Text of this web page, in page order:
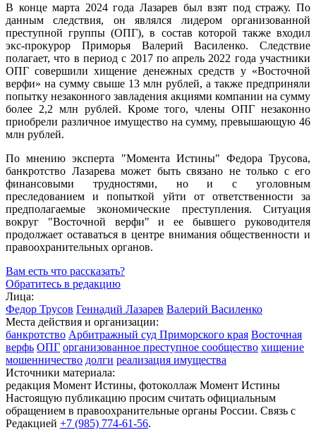
В конце марта 2024 года Лазарев был взят под стражу. По
данным следствия, он являлся лидером организованной
преступной группы (ОПГ), в состав которой также входил
экс-прокурор Приморья Валерий Василенко. Следствие
полагает, что в период с 2017 по апрель 2022 года участники
ОПГ совершили хищение денежных средств у «Восточной
верфи» на сумму свыше 13 млн рублей, а также предприняли
попытку незаконного завладения акциями компании на сумму
более 2,2 млн рублей. Кроме того, члены ОПГ незаконно
приобрели различное имущество на сумму, превышающую 46
млн рублей.
По мнению эксперта "Момента Истины" Федора Трусова,
банкротство Лазарева может быть связано не только с его
финансовыми трудностями, но и с уголовным
преследованием и попыткой уйти от ответственности за
предполагаемые экономические преступления. Ситуация
вокруг "Восточной верфи" и ее бывшего руководителя
продолжает оставаться в центре внимания общественности и
правоохранительных органов.
Вам есть что рассказать?
Обратитесь в редакцию
Лица:
Федор Трусов Геннадий Лазарев Валерий Василенко
Места действия и организации:
банкротство Арбитражный суд Приморского края Восточная
верфь ОПГ организованное преступное сообщество хищение
мошенничество долги реализация имущества
Источники материала:
редакция Момент Истины, фотоколлаж Момент Истины
Настоящую публикацию просим считать официальным
обращением в правоохранительные органы России. Связь с
Редакцией +7 (985) 774-61-56.